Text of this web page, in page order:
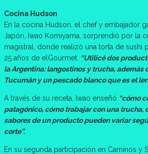
Cocina Hudson
En la cocina Hudson, el chef y embajador
Japón, Iwao Komiyama, sorprendió por la
magistral, donde realizó una torta de sushi
25 años de elGourmet. “Utilicé dos
la Argentina: langostinos y trucha, además
Tucumán y un pescado blanco que es el
A través de su receta, Iwao enseñó “cómo
patagónico, cómo trabajar con una trucha,
sabores de un producto pueden variar
corte”.
En su segunda participación en Caminos y